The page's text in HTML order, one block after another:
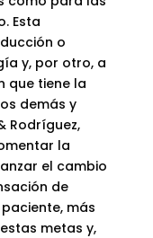
Esta
o
y, por otro, a
que tiene la
demás y
Rodríguez,
la
el cambio
de
más
metas y,